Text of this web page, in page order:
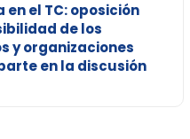
el TC: oposición
de los
y organizaciones
en la discusión